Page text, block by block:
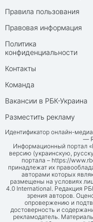
Правила пользования
Правовая информация
Политика
конфиденциальности
Контакты
Команда
Вакансии в РБК-Украина
Разместить рекламу
Идентификатор онлайн-
—
Информационный портал
версию (украинскую,
портала – https://
принадлежат их
авторами которых
размещены на условиях
4.0 International. Редакция
зрения авторов.
опровержению и
достоверность и
рекламодатель.